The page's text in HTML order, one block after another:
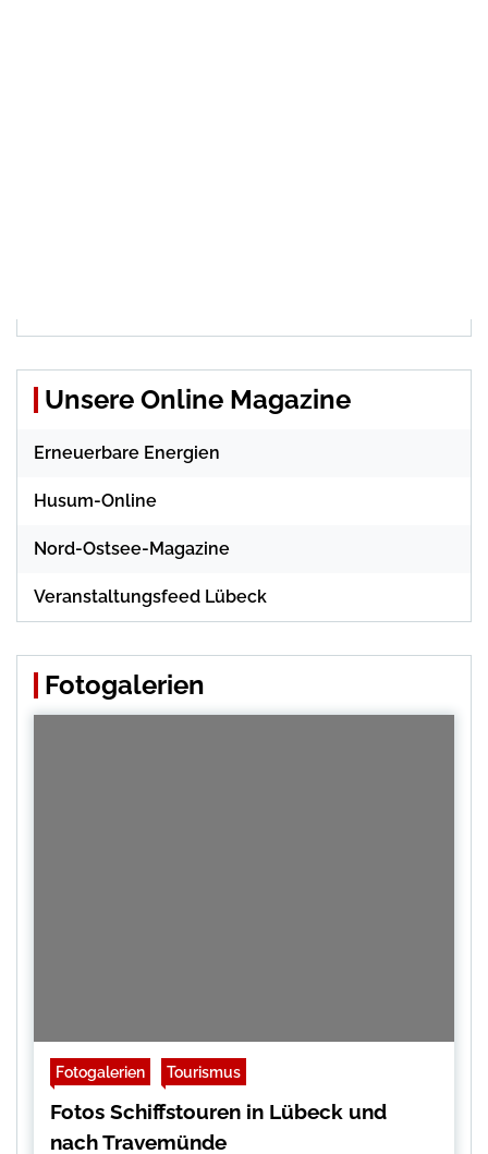
Unsere Online Magazine
Erneuerbare Energien
Husum-Online
Nord-Ostsee-Magazine
Veranstaltungsfeed Lübeck
Fotogalerien
Fotogalerien Tourismus
Fotos Schiffstouren in Lübeck und
nach Travemünde